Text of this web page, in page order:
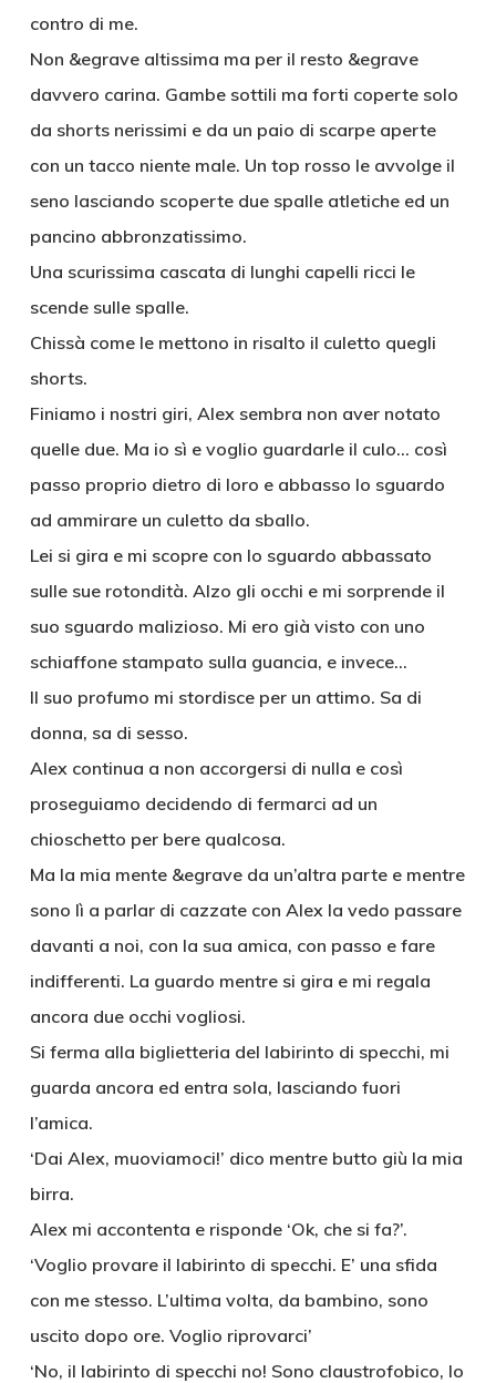
contro di me.
Non &egrave altissima ma per il resto &egrave
davvero carina. Gambe sottili ma forti coperte solo
da shorts nerissimi e da un paio di scarpe aperte
con un tacco niente male. Un top rosso le avvolge il
seno lasciando scoperte due spalle atletiche ed un
pancino abbronzatissimo.
Una scurissima cascata di lunghi capelli ricci le
scende sulle spalle.
Chissà come le mettono in risalto il culetto quegli
shorts.
Finiamo i nostri giri, Alex sembra non aver notato
quelle due. Ma io sì e voglio guardarle il culo… così
passo proprio dietro di loro e abbasso lo sguardo
ad ammirare un culetto da sballo.
Lei si gira e mi scopre con lo sguardo abbassato
sulle sue rotondità. Alzo gli occhi e mi sorprende il
suo sguardo malizioso. Mi ero già visto con uno
schiaffone stampato sulla guancia, e invece…
Il suo profumo mi stordisce per un attimo. Sa di
donna, sa di sesso.
Alex continua a non accorgersi di nulla e così
proseguiamo decidendo di fermarci ad un
chioschetto per bere qualcosa.
Ma la mia mente &egrave da un’altra parte e mentre
sono lì a parlar di cazzate con Alex la vedo passare
davanti a noi, con la sua amica, con passo e fare
indifferenti. La guardo mentre si gira e mi regala
ancora due occhi vogliosi.
Si ferma alla biglietteria del labirinto di specchi, mi
guarda ancora ed entra sola, lasciando fuori
l’amica.
‘Dai Alex, muoviamoci!’ dico mentre butto giù la mia
birra.
Alex mi accontenta e risponde ‘Ok, che si fa?’.
‘Voglio provare il labirinto di specchi. E’ una sfida
con me stesso. L’ultima volta, da bambino, sono
uscito dopo ore. Voglio riprovarci’
‘No, il labirinto di specchi no! Sono claustrofobico, lo